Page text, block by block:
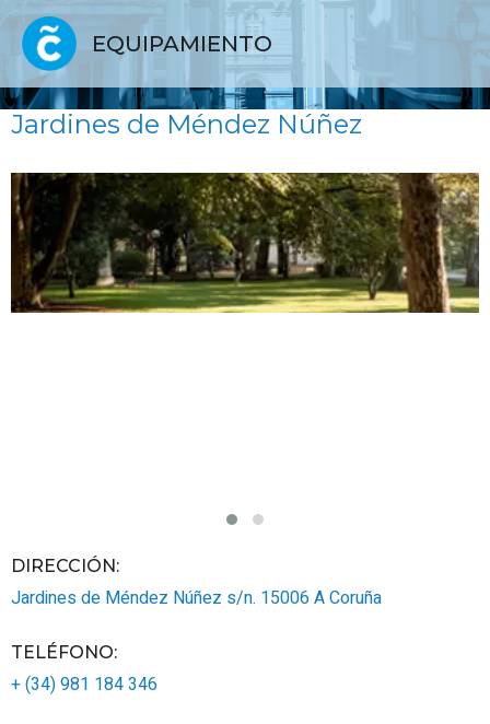
EQUIPAMIENTO
Jardines de Méndez Núñez
DIRECCIÓN:
Jardines de Méndez Núñez s/n. 15006 A Coruña
TELÉFONO:
+ (34) 981 184 346